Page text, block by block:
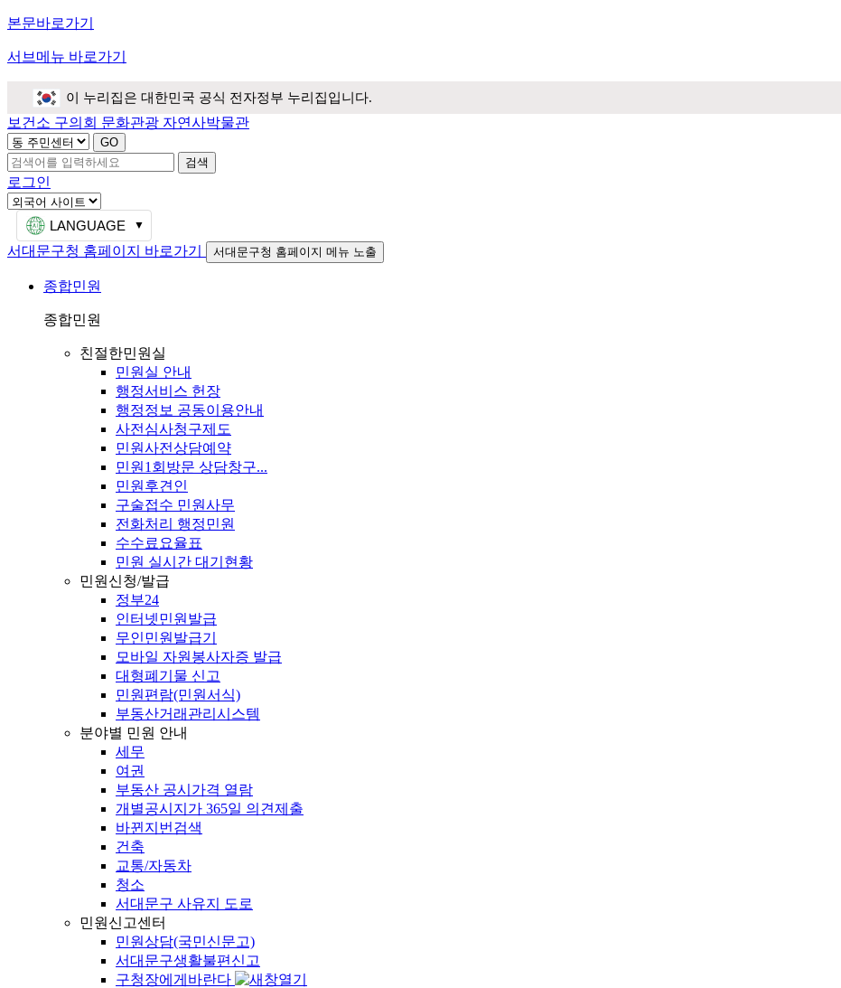
본문바로가기
서브메뉴 바로가기
이 누리집은 대한민국 공식 전자정부 누리집입니다.
보건소 구의회 문화관광 자연사박물관
검색
로그인
LANGUAGE
서대문구청 홈페이지 바로가기
서대문구청 홈페이지 메뉴 노출
종합민원
종합민원
친절한민원실
민원실 안내
행정서비스 헌장
행정정보 공동이용안내
사전심사청구제도
민원사전상담예약
민원1회방문 상담창구...
민원후견인
구술접수 민원사무
전화처리 행정민원
수수료요율표
민원 실시간 대기현황
민원신청/발급
정부24
인터넷민원발급
무인민원발급기
모바일 자원봉사자증 발급
대형폐기물 신고
민원편람(민원서식)
부동산거래관리시스템
분야별 민원 안내
세무
여권
부동산 공시가격 열람
개별공시지가 365일 의견제출
바뀐지번검색
건축
교통/자동차
청소
서대문구 사유지 도로
민원신고센터
민원상담(국민신문고)
서대문구생활불편신고
구청장에게바란다